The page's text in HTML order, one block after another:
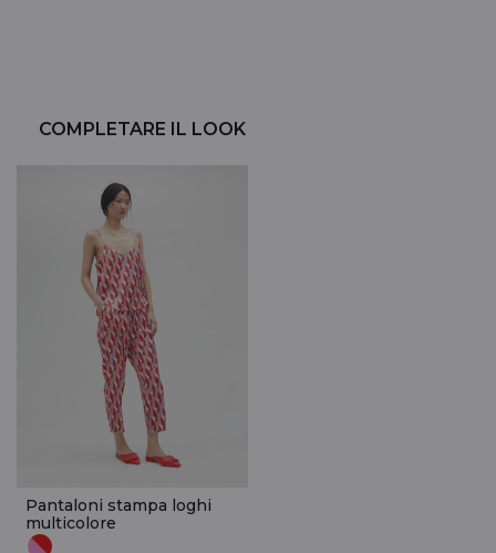
COMPLETARE IL LOOK
Pantaloni stampa loghi
multicolore